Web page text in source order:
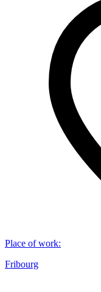
Place of work:
Fribourg